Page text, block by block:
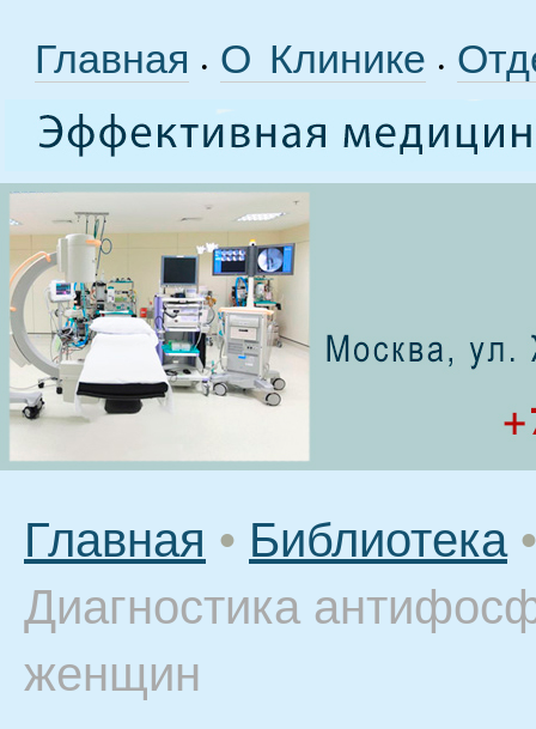
Главная • О Клинике •
Главная • Библиотека •
Диагностика
женщин